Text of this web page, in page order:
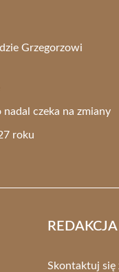
Grzegorzowi
czeka na zmiany
roku
REDAKCJA
Skontaktuj się